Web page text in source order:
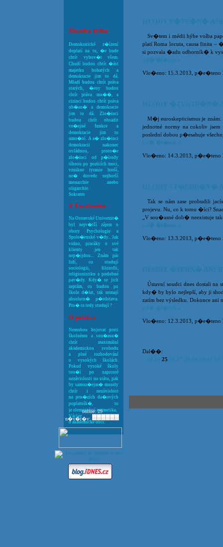
Sv�tem i médii hýbe volba
platí Roma locuta, causa finita –
si pozvala �adu odborník� k
Vlo�eno: 15.3.2013, p�e�teno
M�j euroskepticismus je
jednotné normy na cokoliv
poslední dobou p�esahuje
Vlo�eno: 14.3.2013, p�e�teno
Tak se nám zase probudili
projevu. Nu, co k tomu �íci?
„V sou�asné dob� neexistuje
Vlo�eno: 13.3.2013, p�e�teno
Ústavní soudci dnes dostali
kdy� by bylo nejlepší, aby ji
zatím bez výsledku. Dokonce ani
Vlo�eno: 12.3.2013, p�e�teno
Dal��:
25
Moudro týdne
Demokratické z�ízení
doplatí na to, �e bude
chtít vyhov�t všem.
Chudí budou chtít �ást
majetku bohatých a
demokracie jim to dá.
Mladí budou chtít práva
starých, �eny budou
chtít práva mu��, a
cizinci budou chtít práva
ob�an� a demokracie
jim to dá. Zlo�inci
budou chtít obsadit
ve�ejné funkce a
demokracie jim to
umo�ní. A a� zlo�inci
demokracii nakonec
ovládnou, proto�e
zlo�inci od p�írody
tíhnou po pozicích moci,
vznikne tyranie horší,
ne� dovede nejhorší
monarchie anebo
oligarchie.
Sokrates
Z Facebooku
Na Ostravské Univerzit�
byl nejv�tší zájem o
obory Psychologie a
Spole�enské v�dy... Jak
vidno, pracáky o své
klienty jen tak
nep�ijdou... Znám pár
lidí, co studují
sociologii, filozofii,
religionistiku a podobné
pav�dy. Kdy� se jich
zeptám, co budou po
škole d�lat, tak nemají
absolutn� p�edstavu.
Pro� to tedy studují ?
O politice
Nemohou bojovat proti
školnému a sou�asn�
chtít maximální
akademickou svobodu
a plné rozhodování
o vysokých školách.
Pokud vysoké školy
tou�í po naprosté
nezávislosti na státu, pak
by samoz�ejm� musely
chtít i nezávislost
na pen�zích da�ových
poplatník�, to
je elementární aritmetika.
Václav Klaus
o akademické obci:
online: 29
n�v�t�v: